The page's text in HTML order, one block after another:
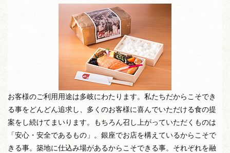
お客様のご利用用途は多岐にわたります。私たちだからこそでき
る事をどんどん追求し、多くのお客様に喜んでいただける食の提
案をし続けてまいります。もちろん召し上がっていただくものは
「安心・安全であるもの」。銀座でお店を構えているからこそで
きる事。築地に仕込み場があるからこそできる事。それぞれを融